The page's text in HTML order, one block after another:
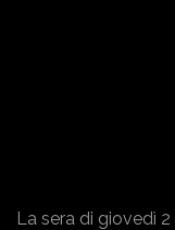
La sera di giovedì